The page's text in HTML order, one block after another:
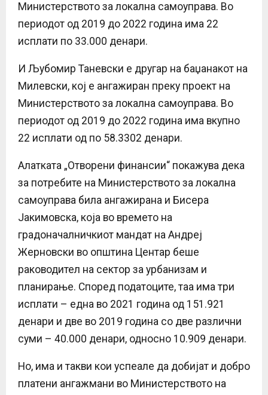
Министерството за локална самоуправа. Во
периодот од 2019 до 2022 година има 22
исплати по 33.000 денари.
И Љубомир Таневски е другар на баџанакот на
Милевски, кој е ангажиран преку проект на
Министерството за локална самоуправа. Во
периодот од 2019 до 2022 година има вкупно
22 исплати од по 58.3302 денари.
Алатката „Отворени финансии“ покажува дека
за потребите на Министерството за локална
самоуправа била ангажирана и Бисера
Јакимовска, која во времето на
градоначалничкиот мандат на Андреј
Жерновски во општина Центар беше
раководител на сектор за урбанизам и
планирање. Според податоците, таа има три
исплати – една во 2021 година од 151.921
денари и две во 2019 година со две различни
суми – 40.000 денари, односно 10.909 денари.
Но, има и такви кои успеале да добијат и добро
платени ангажмани во Министерството на